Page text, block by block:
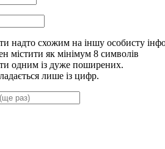
надто схожим на іншу особисту
містити як мінімум 8 символів
одним із дуже поширених.
лише із цифр.